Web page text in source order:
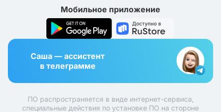
Мобильное приложение
Саша — ассистент
в телеграмме
ПО распространяется в виде интернет-сервиса,
специальные действия по установке ПО на стороне